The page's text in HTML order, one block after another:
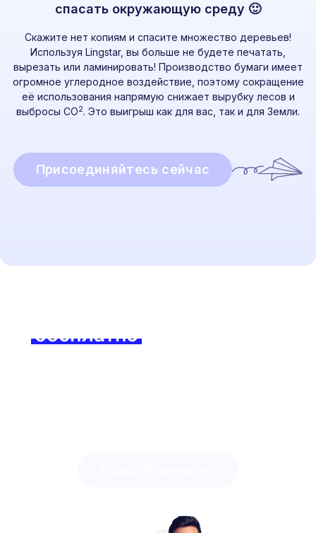
спасать окружающую среду 🙂
Скажите нет копиям и спасите множество деревьев!
Используя Lingstar, вы больше не будете печатать,
вырезать или ламинировать! Производство бумаги имеет
огромное углеродное воздействие, поэтому сокращение
её использования напрямую снижает вырубку лесов и
выбросы CO2. Это выигрыш как для вас, так и для Земли.
Присоединяйтесь сейчас
бесплатноуже сегодня и